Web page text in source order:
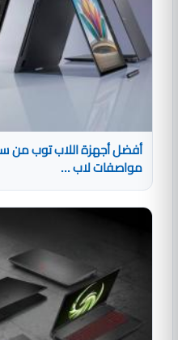
مواصفات لاب ...